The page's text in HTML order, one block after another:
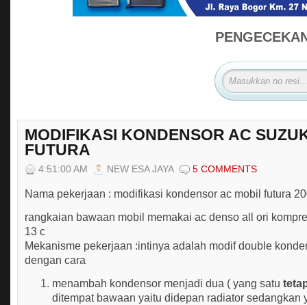
MODIFIKASI KONDENSOR AC
FUTURA
4:51:00 AM NEW ESA JAYA 5 COMMENTS
Nama pekerjaan : modifikasi kondensor ac mobil futura
rangkaian bawaan mobil memakai ac denso all ori
13 c
Mekanisme pekerjaan :intinya adalah modif double
dengan cara
menambah kondensor menjadi dua ( yang satu
ditempat bawaan yaitu didepan radiator sedangkan